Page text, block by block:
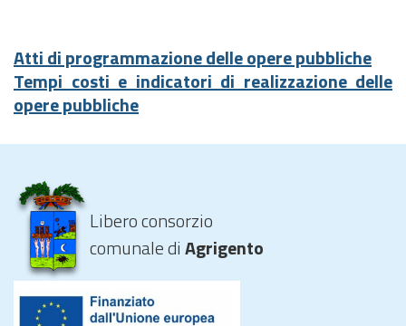
Atti di programmazione delle opere pubbliche
Tempi costi e indicatori di realizzazione delle
opere pubbliche
Libero consorzio
comunale diAgrigento